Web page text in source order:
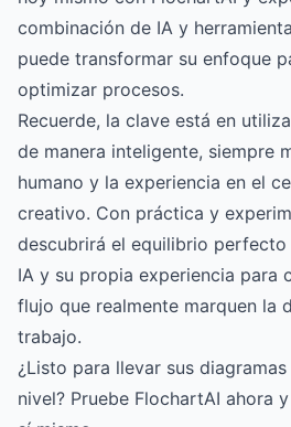
combinación de IA y
puede transformar su enfoque
optimizar procesos.
Recuerde, la clave está en
de manera inteligente, siempre
humano y la experiencia en el
creativo. Con práctica y
descubrirá el equilibrio
IA y su propia experiencia para
flujo que realmente marquen la
trabajo.
¿Listo para llevar sus
nivel? Pruebe FlochartAI ahora